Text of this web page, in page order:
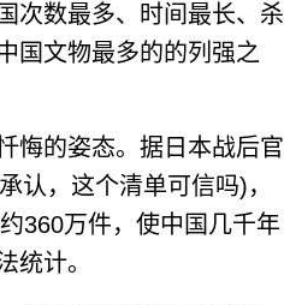
次数最多、时间最长、杀
国文物最多的的列强之
的姿态。据日本战后官
认，这个清单可信吗)，
360万件，使中国几千年
统计。